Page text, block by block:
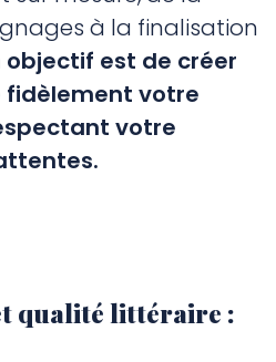
à la finalisation
objectif est de créer
fidèlement votre
votre
qualité littéraire :